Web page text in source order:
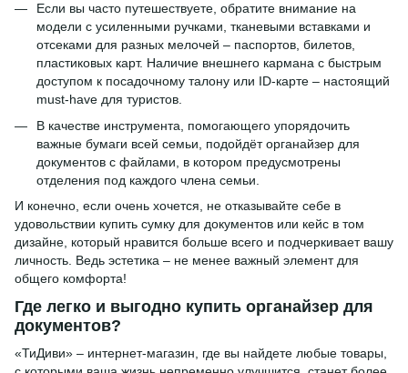
Если вы часто путешествуете, обратите внимание на
модели с усиленными ручками, тканевыми вставками и
отсеками для разных мелочей – паспортов, билетов,
пластиковых карт. Наличие внешнего кармана с быстрым
доступом к посадочному талону или ID-карте – настоящий
must-have для туристов.
В качестве инструмента, помогающего упорядочить
важные бумаги всей семьи, подойдёт органайзер для
документов с файлами, в котором предусмотрены
отделения под каждого члена семьи.
И конечно, если очень хочется, не отказывайте себе в
удовольствии купить сумку для документов или кейс в том
дизайне, который нравится больше всего и подчеркивает вашу
личность. Ведь эстетика – не менее важный элемент для
общего комфорта!
Где легко и выгодно купить органайзер для
документов?
«ТиДиви» – интернет-магазин, где вы найдете любые товары,